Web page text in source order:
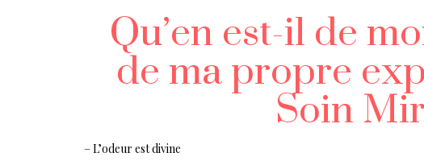
Qu’en est-il de
de ma propre
Soin
– L’odeur est divine